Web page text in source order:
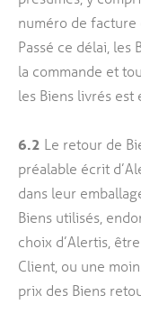
numéro de facture
Passé ce délai, les
la commande et
les Biens livrés est
6.2 Le retour de
préalable écrit
dans leur
Biens utilisés,
choix d’Alertis,
Client, ou une
prix des Biens